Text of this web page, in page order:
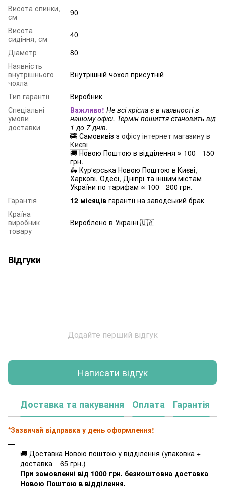
Висота спинки,
см
90
Висота
сидіння, см
40
Діаметр
80
Наявність
внутрішнього
чохла
Внутрішній чохол присутній
Тип гарантії
Виробник
Спеціальні
умови
доставки
Важливо! Не всі крісла є в наявності в
нашому офісі. Термін пошиття становить від
1 до 7 днів.
🚎 Самовивіз з офісу інтернет магазину в
Києві
🚚 Новою Поштою в відділення ≈ 100 - 150
грн.
🛵 Кур'єрська Новою Поштою в Києві,
Харкові, Одесі, Дніпрі та іншим містам
України по тарифам ≈ 100 - 200 грн.
Гарантія
12 місяців гарантії на заводський брак
Країна-
виробник
товару
Вироблено в Україні 🇺🇦
Відгуки
Додайте перший відгук
Написати відгук
Доставка та пакування Оплата Гарантія
*Зазвичай відправка у день оформлення!
🚚 Доставка Новою поштою у відділення (упаковка +
доставка = 65 грн.)
При замовленні від 1000 грн. безкоштовна доставка
Новою Поштою в відділення.